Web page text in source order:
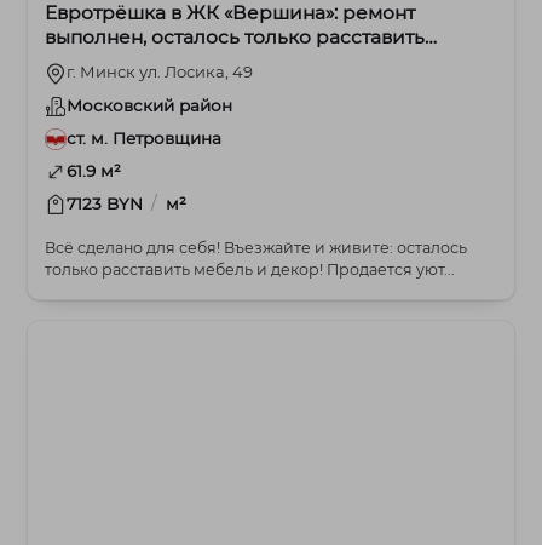
Евротрёшка в ЖК «Вершина»: ремонт
выполнен, осталось только расставить
мебель!
г. Минск ул. Лосика, 49
Московский район
ст. м. Петровщина
61.9 м²
7123 BYN / м²
Всё сделано для себя! Въезжайте и живите: осталось
только расставить мебель и декор! Продается уют...